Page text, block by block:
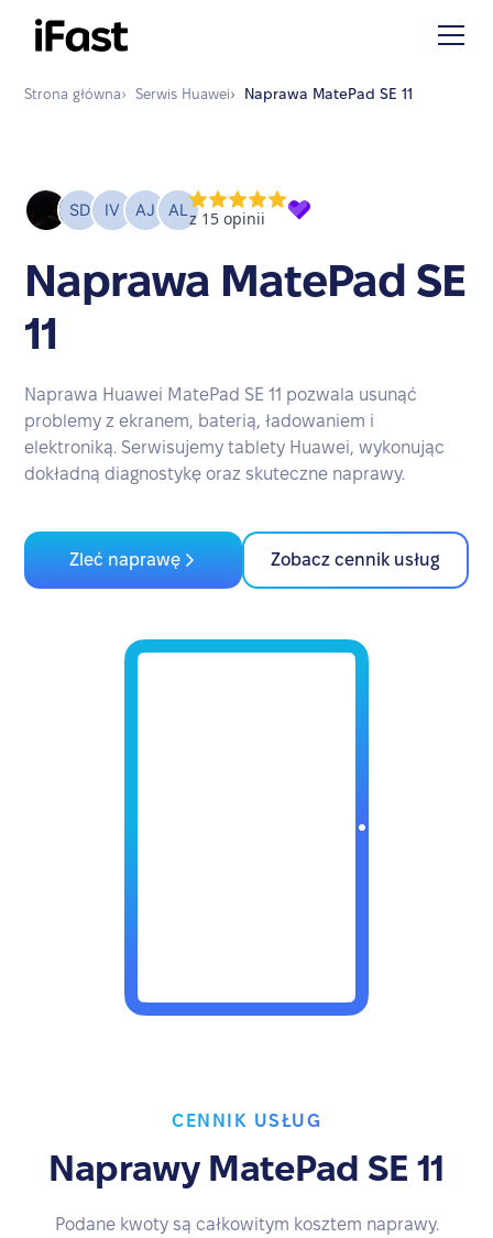
Strona główna› Serwis Huawei› Naprawa MatePad SE 11
Naprawa MatePad SE
11
Naprawa Huawei MatePad SE 11 pozwala usunąć
problemy z ekranem, baterią, ładowaniem i
elektroniką. Serwisujemy tablety Huawei, wykonując
dokładną diagnostykę oraz skuteczne naprawy.
Zleć naprawę Zobacz cennik usług
CENNIK USŁUG
Naprawy MatePad SE 11
Podane kwoty są całkowitym kosztem naprawy.